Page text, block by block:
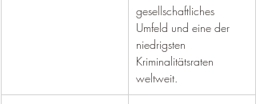
gesellschaftliches
Umfeld und eine der
niedrigsten
Kriminalitätsraten
weltweit.